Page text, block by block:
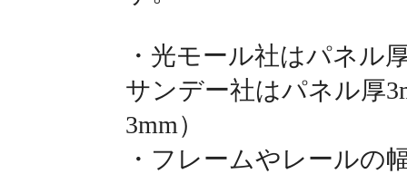
・光モール社はパネル
サンデー社はパネル厚
3mm）
・フレームやレールの